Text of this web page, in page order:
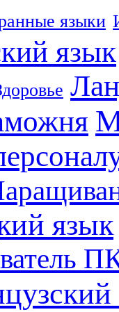
языки
язык
язык